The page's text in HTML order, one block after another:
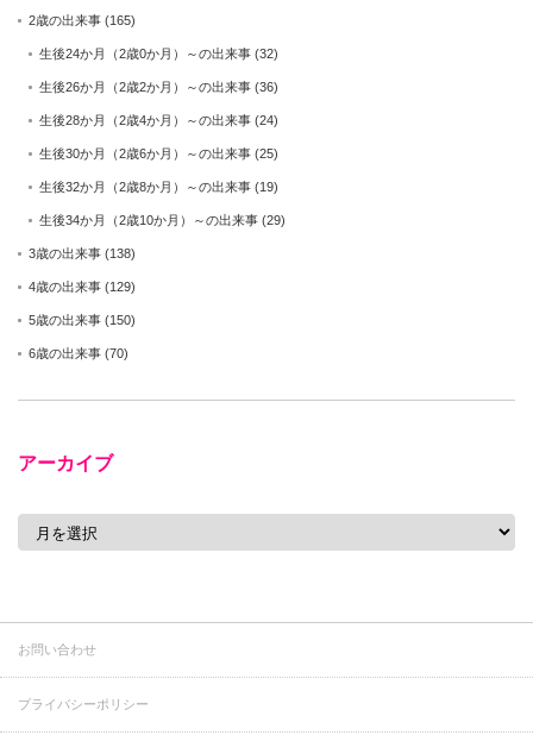
2歳の出来事 (165)
生後24か月（2歳0か月）～の出来事 (32)
生後26か月（2歳2か月）～の出来事 (36)
生後28か月（2歳4か月）～の出来事 (24)
生後30か月（2歳6か月）～の出来事 (25)
生後32か月（2歳8か月）～の出来事 (19)
生後34か月（2歳10か月）～の出来事 (29)
3歳の出来事 (138)
4歳の出来事 (129)
5歳の出来事 (150)
6歳の出来事 (70)
アーカイブ
ア
お問い合わせ
プライバシーポリシー